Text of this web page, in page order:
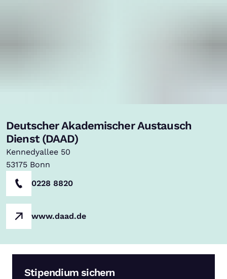
Deutscher Akademischer Austausch
Dienst (DAAD)
Kennedyallee 50
53175 Bonn
0228 8820
www.daad.de
Stipendium sichern